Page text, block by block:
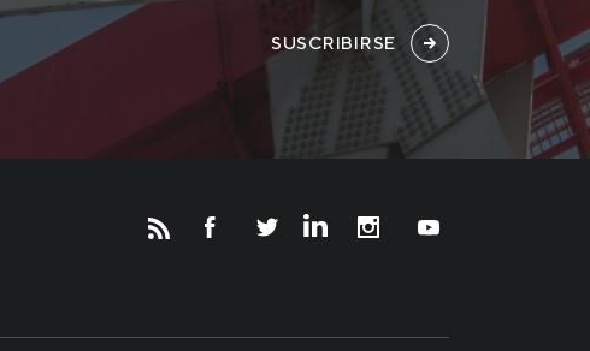
SUSCRIBIRSE
Новости